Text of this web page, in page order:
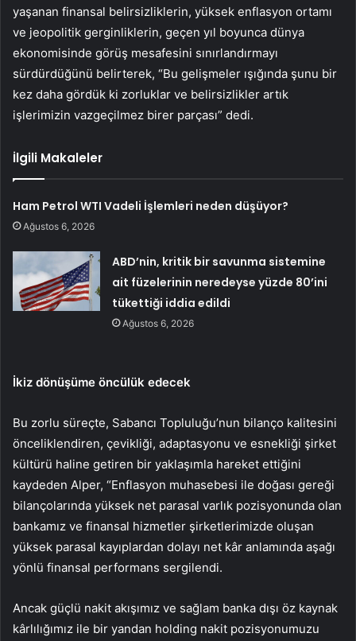
yaşanan finansal belirsizliklerin, yüksek enflasyon ortamı
ve jeopolitik gerginliklerin, geçen yıl boyunca dünya
ekonomisinde görüş mesafesini sınırlandırmayı
sürdürdüğünü belirterek, “Bu gelişmeler ışığında şunu bir
kez daha gördük ki zorluklar ve belirsizlikler artık
işlerimizin vazgeçilmez birer parçası” dedi.
İlgili Makaleler
Ham Petrol WTI Vadeli İşlemleri neden düşüyor?
Ağustos 6, 2026
ABD’nin, kritik bir savunma sistemine
ait füzelerinin neredeyse yüzde 80’ini
tükettiği iddia edildi
Ağustos 6, 2026
İkiz dönüşüme öncülük edecek
Bu zorlu süreçte, Sabancı Topluluğu’nun bilanço kalitesini
önceliklendiren, çevikliği, adaptasyonu ve esnekliği şirket
kültürü haline getiren bir yaklaşımla hareket ettiğini
kaydeden Alper, “Enflasyon muhasebesi ile doğası gereği
bilançolarında yüksek net parasal varlık pozisyonunda olan
bankamız ve finansal hizmetler şirketlerimizde oluşan
yüksek parasal kayıplardan dolayı net kâr anlamında aşağı
yönlü finansal performans sergilendi.
Ancak güçlü nakit akışımız ve sağlam banka dışı öz kaynak
kârlılığımız ile bir yandan holding nakit pozisyonumuzu